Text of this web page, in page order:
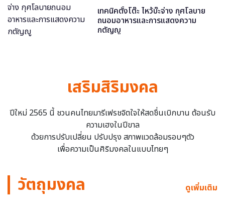
เทคนิคตั้งโต๊ะ ไหว้บ๊ะจ่าง กุศโลบาย
ถนอมอาหารและการแสดงความ
กตัญญู
เสริมสิริมงคล
ปีใหม่ 2565 นี้ ชวนคนไทยมารีเฟรชจิตใจให้สดชื่นเบิกบาน ต้อนรับ
ความเฮงในปีขาล
ด้วยการปรับเปลี่ยน ปรับปรุง สภาพแวดล้อมรอบๆตัว
เพื่อความเป็นศิริมงคลในแบบไทยๆ
วัตถุมงคล ดูเพิ่มเติม